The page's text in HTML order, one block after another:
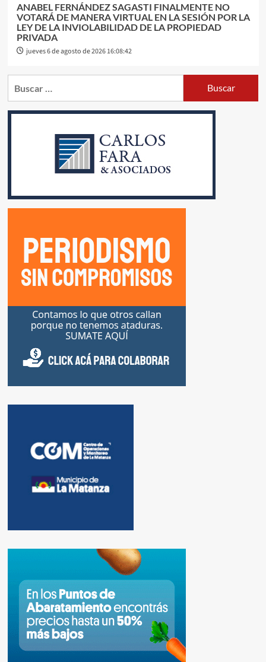
ANABEL FERNÁNDEZ SAGASTI FINALMENTE NO
VOTARÁ DE MANERA VIRTUAL EN LA SESIÓN POR LA
LEY DE LA INVIOLABILIDAD DE LA PROPIEDAD
PRIVADA
jueves 6 de agosto de 2026 16:08:42